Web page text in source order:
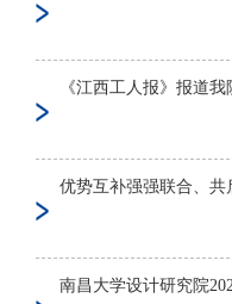
《江西工人报》报道
优势互补强强联合、共
南昌大学设计研究院